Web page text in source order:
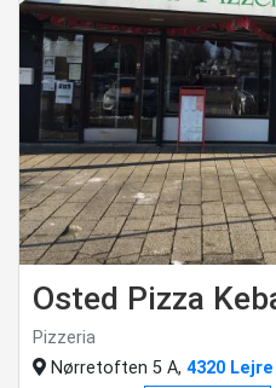
Osted Pizza
Pizzeria
Nørretoften 5 A,4320 Lejre